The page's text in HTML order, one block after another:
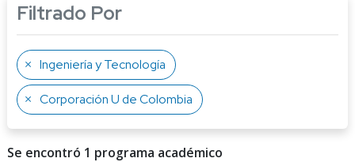
Filtrado Por
Ingeniería y Tecnología
Corporación U de Colombia
Se encontró 1 programa académico